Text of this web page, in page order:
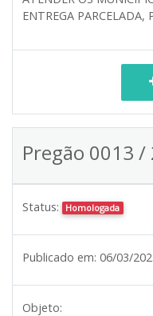
ENTREGA PARCELADA,
Pregão 0013 /
Status: Homologada
Publicado em: 06/03/
Objeto: